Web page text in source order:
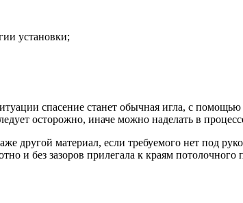
установки;
спасение станет обычная игла, с
осторожно, иначе можно наделать в
другой материал, если требуемого нет под
и без зазоров прилегала к краям потолочного